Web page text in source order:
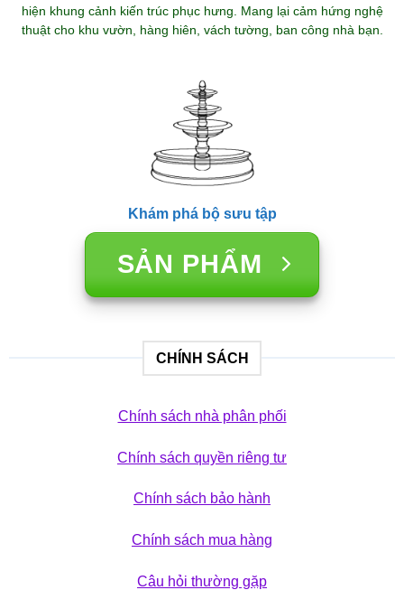
hiện khung cảnh kiến trúc phục hưng. Mang lại cảm hứng nghệ
thuật cho khu vườn, hàng hiên, vách tường, ban công nhà bạn.
Khám phá bộ sưu tập
SẢN PHẨM
CHÍNH SÁCH
Chính sách nhà phân phối
Chính sách quyền riêng tư
Chính sách bảo hành
Chính sách mua hàng
Câu hỏi thường gặp